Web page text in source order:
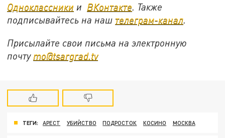
Одноклассники и ВКонтакте. Также
подписывайтесь на наш телеграм-канал.
Присылайте свои письма на электронную
почту mo@tsargrad.tv
ТЕГИ: АРЕСТ УБИЙСТВО ПОДРОСТОК КОСИНО МОСКВА